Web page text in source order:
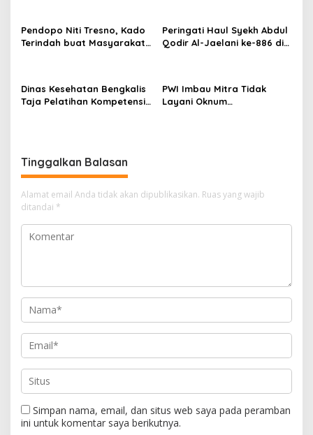
Pendopo Niti Tresno, Kado
Terindah buat Masyarakat
Peringati Haul Syekh Abdul
Qodir Al-Jaelani ke-886 di
Dinas Kesehatan Bengkalis
Taja Pelatihan Kompetensi
PWI Imbau Mitra Tidak
Layani Oknum
Tinggalkan Balasan
Alamat email Anda tidak akan dipublikasikan. Ruas yang wajib
ditandai *
Simpan nama, email, dan situs web saya pada peramban
ini untuk komentar saya berikutnya.